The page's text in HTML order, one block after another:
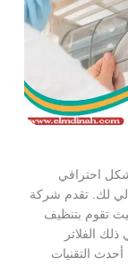
احترافي
لك. تقدم شركة
تقوم بتنظيف
الفلاتر
أحدث التقنيات